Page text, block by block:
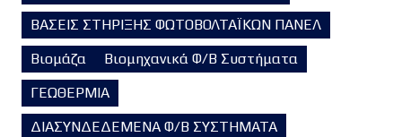
ΒΑΣΕΙΣ ΣΤΗΡΙΞΗΣ ΦΩΤΟΒΟΛΤΑΪΚΩΝ ΠΑΝΕΛ
Βιομάζα
Βιομηχανικά Φ/Β Συστήματα
ΓΕΩΘΕΡΜΙΑ
ΔΙΑΣΥΝΔΕΔΕΜΕΝΑ Φ/Β ΣΥΣΤΗΜΑΤΑ